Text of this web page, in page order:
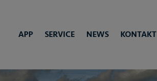
APP SERVICE NEWS KONTAKT